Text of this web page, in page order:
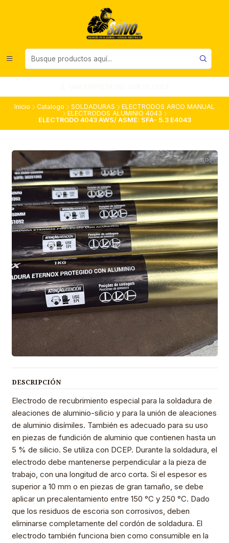
Inicio Catalogo SOLDADURAS
ELECTRODOS ARCO MANUAL
ELECTRODOS ALUMINIO 4043
ELECTRODO 4043 AWS/ ASME: SFA- 5.3 E4043
DESCRIPCIÓN
Electrodo de recubrimiento especial para la soldadura de
aleaciones de aluminio-silicio y para la unión de aleaciones
de aluminio disímiles. También es adecuado para su uso
en piezas de fundición de aluminio que contienen hasta un
5 % de silicio. Se utiliza con DCEP. Durante la soldadura, el
electrodo debe mantenerse perpendicular a la pieza de
trabajo, con una longitud de arco corta. Si el espesor es
superior a 10 mm o en piezas de gran tamaño, se debe
aplicar un precalentamiento entre 150 °C y 250 °C. Dado
que los residuos de escoria son corrosivos, deben
eliminarse completamente del cordón de soldadura. El
electrodo también funciona bien como consumible en la